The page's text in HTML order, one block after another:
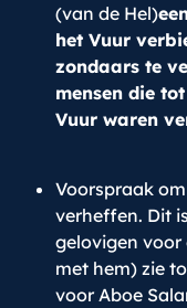
(van de Hel)
het Vuur
zondaars te
mensen die
Vuur waren
Voorspraak
verheffen. Dit
gelovigen voor
met hem) zie
voor Aboe